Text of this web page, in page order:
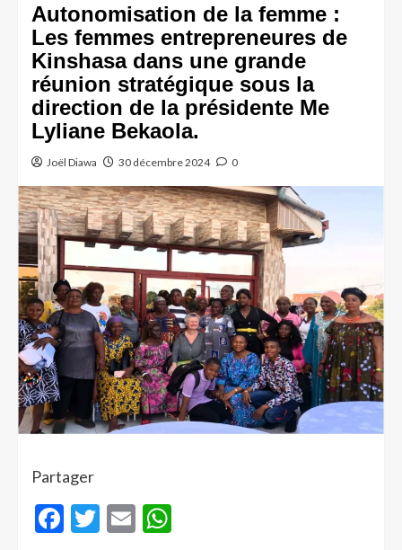
Autonomisation de la femme :
Les femmes entrepreneures de
Kinshasa dans une grande
réunion stratégique sous la
direction de la présidente Me
Lyliane Bekaola.
Joël Diawa 30 décembre 2024 0
Partager
Facebook
Twitter
Email